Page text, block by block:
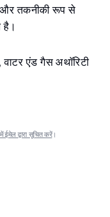
और तकनीकी रूप से
है।
एंड गैस अथॉरिटी
ईमेल द्वारा सूचित करें।